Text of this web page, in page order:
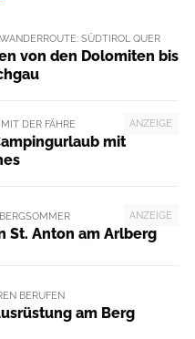
SÜDTIROL QUER
von den Dolomiten bis
ANZEIGE
DER FÄHRE
mit
ANZEIGE
St. Anton am Arlberg
BERUFEN
am Berg